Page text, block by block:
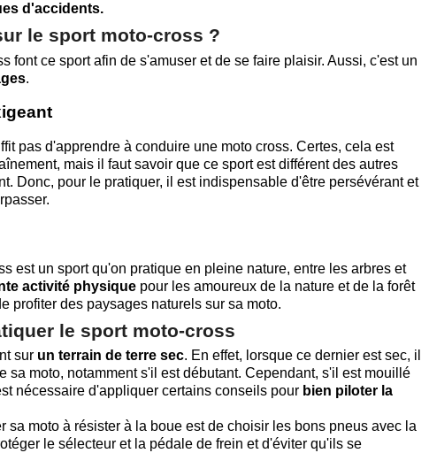
d'accidents.
le sport moto-cross ?
font ce sport afin de s'amuser et de se faire plaisir. Aussi, c'est un
.
pas d'apprendre à conduire une moto cross. Certes, cela est
mais il faut savoir que ce sport est différent des autres
Donc, pour le pratiquer, il est indispensable d'être persévérant et
est un sport qu'on pratique en pleine nature, entre les arbres et
activité physique pour les amoureux de la nature et de la forêt
profiter des paysages naturels sur sa moto.
le sport moto-cross
sur un terrain de terre sec. En effet, lorsque ce dernier est sec, il
sa moto, notamment s'il est débutant. Cependant, s'il est mouillé
nécessaire d'appliquer certains conseils pour bien piloter la
sa moto à résister à la boue est de choisir les bons pneus avec la
le sélecteur et la pédale de frein et d'éviter qu'ils se